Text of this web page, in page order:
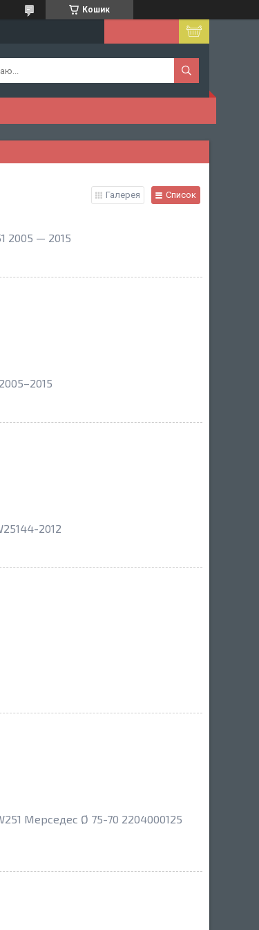
Кошик
Галерея Список
2005 — 2015
2012
Мерседес Ø 75-70 2204000125